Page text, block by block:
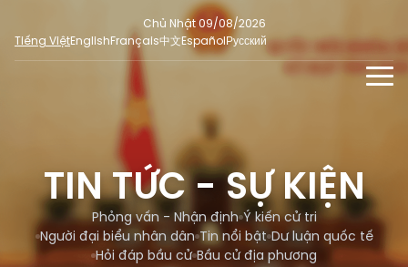
Chủ Nhật 09/08/2026
Tiếng ViệtEnglishFrançais中文EspañolРусский
TIN TỨC - SỰ KIỆN
Phỏng vấn - Nhận định
Ý kiến cử tri
Người đại biểu nhân dân
ĐA PHƯƠNG TIỆN
Ảnh
DÀNH CHO BÁO CHÍ
MẠNG XÃ HỘI
TIN TỨC - SỰ KIỆN
Phỏng vấn - Nhận định Ý kiến cử tri
Người đại biểu nhân dân Tin nổi bật Dư luận quốc tế
Hỏi đáp bầu cử Bầu cử địa phương